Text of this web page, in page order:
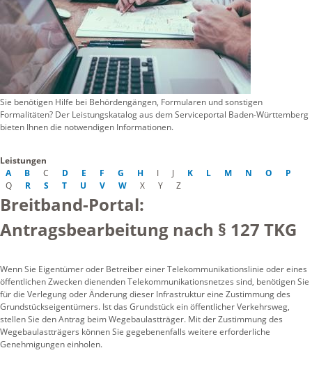
Sie benötigen Hilfe bei Behördengängen, Formularen und sonstigen
Formalitäten? Der Leistungskatalog aus dem Serviceportal Baden-Württemberg
bieten Ihnen die notwendigen Informationen.
Leistungen
A
B C D E F G H I J K L M N O
P
Q
R S T U V W X Y Z
Breitband-Portal:
Antragsbearbeitung nach § 127 TKG
Wenn Sie Eigentümer oder Betreiber einer Telekommunikationslinie oder eines
öffentlichen Zwecken dienenden Telekommunikationsnetzes sind, benötigen Sie
für die Verlegung oder Änderung dieser Infrastruktur eine Zustimmung des
Grundstückseigentümers. Ist das Grundstück ein öffentlicher Verkehrsweg,
stellen Sie den Antrag beim Wegebaulastträger. Mit der Zustimmung des
Wegebaulastträgers können Sie gegebenenfalls weitere erforderliche
Genehmigungen einholen.